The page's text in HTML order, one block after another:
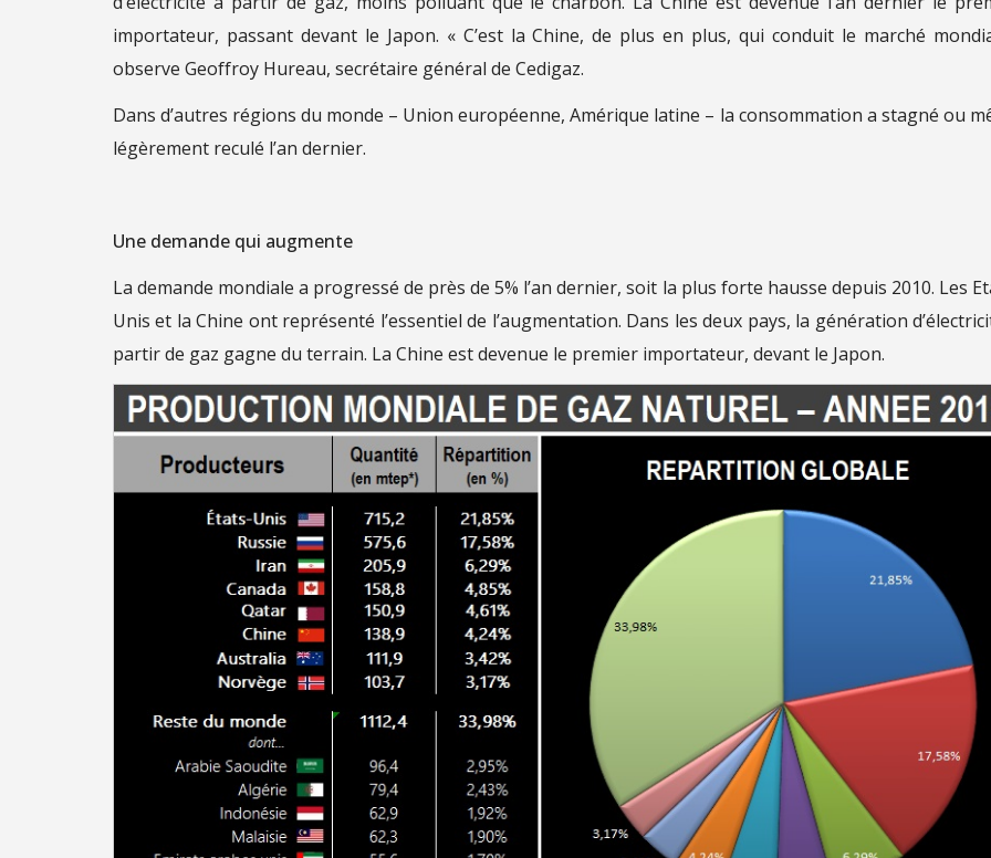
importateur, passant devant le Japon. « C’est la Chine, de plus en plus, qui conduit le marché
observe Geoffroy Hureau, secrétaire général de Cedigaz.
Dans d’autres régions du monde – Union européenne, Amérique latine – la consommation a stagné ou
légèrement reculé l’an dernier.
Une demande qui augmente
La demande mondiale a progressé de près de 5% l’an dernier, soit la plus forte hausse depuis 2010. Les
Unis et la Chine ont représenté l’essentiel de l’augmentation. Dans les deux pays, la génération
partir de gaz gagne du terrain. La Chine est devenue le premier importateur, devant le Japon.
Recevez nos alertes gratuitement !
Restez connectés aux analyses exclusives des équipes DT Expert
J'accepte la politique de confidentialité et les conditions d'utilisation.
Choisir une ou plusieurs listes
(en savoir plus)
Alertes (Turbo & Warrants)
Weekly Report
Articles